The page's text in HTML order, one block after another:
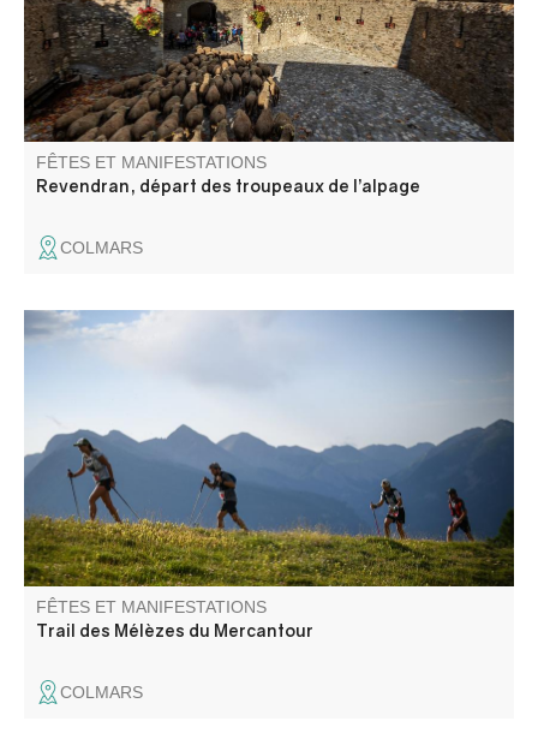
sublimée par les couleurs de l'automne.
FÊTES ET MANIFESTATIONS
Revendran, départ des troupeaux de l’alpage
COLMARS
10km-Colletta ainsi que des courses enfants.
FÊTES ET MANIFESTATIONS
Trail des Mélèzes du Mercantour
COLMARS